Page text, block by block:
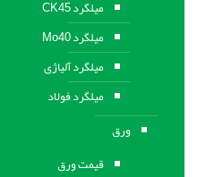
میلگرد CK45
میلگرد Mo40
میلگرد آلیاژی
میلگرد فولاد
ورق
قیمت ورق